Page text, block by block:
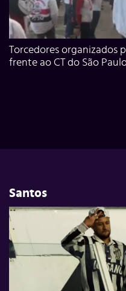
Torcedores organizados
frente ao CT do São
Santos